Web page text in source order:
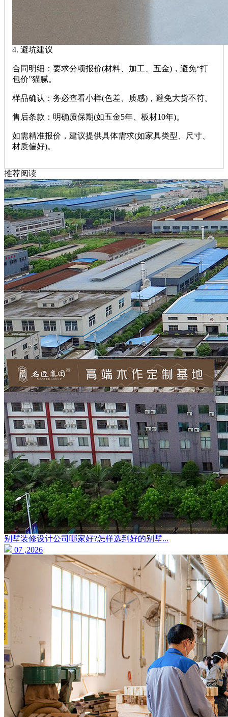
‌4. 避坑建议‌
‌合同明细‌：要求分项报价(材料、加工、五金)，避免“打
包价”猫腻。
‌样品确认‌：务必查看小样(色差、质感)，避免大货不符。
‌售后条款‌：明确质保期(如五金5年、板材10年)。
如需精准报价，建议提供具体需求(如家具类型、尺寸、
材质偏好)。
推荐阅读
别墅装修设计公司哪家好?怎样选到好的别墅...
07 ,2026